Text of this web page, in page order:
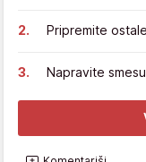
Pripremite
Napravite smesu